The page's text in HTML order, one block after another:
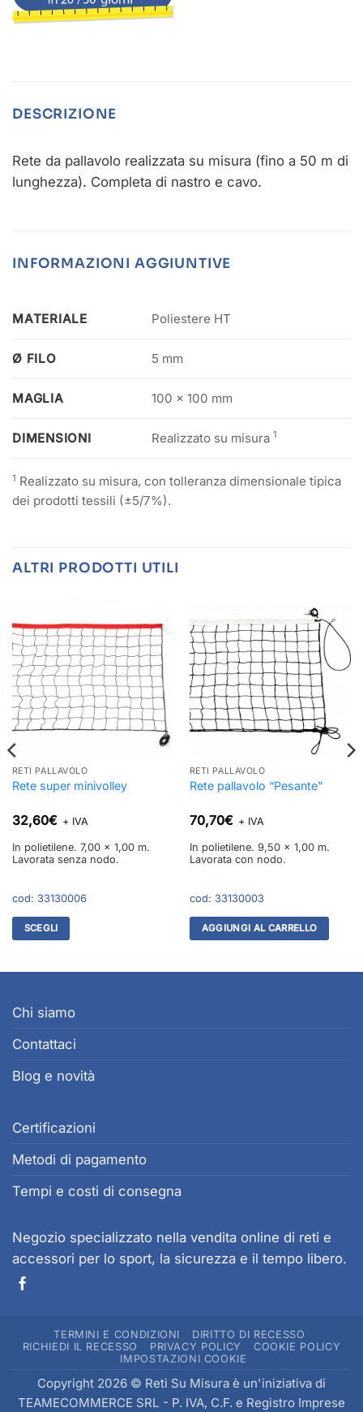
DESCRIZIONE
Rete da pallavolo realizzata su misura (fino a 50 m di
lunghezza). Completa di nastro e cavo.
INFORMAZIONI AGGIUNTIVE
MATERIALE Poliestere HT
Ø FILO 5 mm
MAGLIA 100 x 100 mm
DIMENSIONI Realizzato su misura 1
1 Realizzato su misura, con tolleranza dimensionale tipica
dei prodotti tessili (±5/7%).
ALTRI PRODOTTI UTILI
RETI PALLAVOLO
Rete super minivolley
32,60€ + IVA
In polietilene. 7,00 x 1,00 m.
Lavorata senza nodo.
cod: 33130006
SCEGLI
varianti.
Le
possono
nella
del
RETI PALLAVOLO
Rete pallavolo “Pesante”
70,70€ + IVA
In polietilene. 9,50 x 1,00 m.
Lavorata con nodo.
cod: 33130003
AGGIUNGI AL CARRELLO
Chi siamo
Contattaci
Blog e novità
Certificazioni
Metodi di pagamento
Tempi e costi di consegna
Negozio specializzato nella vendita online di reti e
accessori per lo sport, la sicurezza e il tempo libero.
TERMINI E CONDIZIONI
DIRITTO DI RECESSO
RICHIEDI IL RECESSO
PRIVACY POLICY
COOKIE POLICY
IMPOSTAZIONI COOKIE
Copyright 2026 © Reti Su Misura è un'iniziativa di
TEAMECOMMERCE SRL - P. IVA, C.F. e Registro Imprese